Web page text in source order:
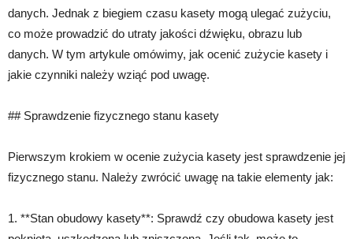
danych. Jednak z biegiem czasu kasety mogą ulegać zużyciu,
co może prowadzić do utraty jakości dźwięku, obrazu lub
danych. W tym artykule omówimy, jak ocenić zużycie kasety i
jakie czynniki należy wziąć pod uwagę.
## Sprawdzenie fizycznego stanu kasety
Pierwszym krokiem w ocenie zużycia kasety jest sprawdzenie jej
fizycznego stanu. Należy zwrócić uwagę na takie elementy jak:
1. **Stan obudowy kasety**: Sprawdź czy obudowa kasety jest